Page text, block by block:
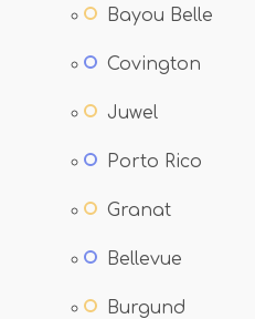
Bayou Belle
Covington
Juwel
Porto Rico
Granat
Bellevue
Burgund